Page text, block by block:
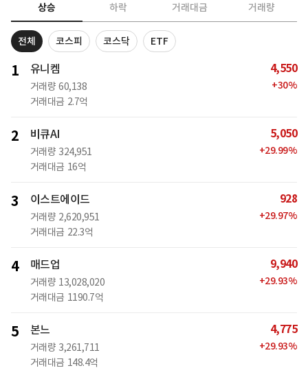
상승 하락 거래대금 거래량
전체 코스피 코스닥 ETF
1 유니켐
거래량 60,138
거래대금 2.7억
4,550
+30%
2 비큐AI
거래량 324,951
거래대금 16억
5,050
+29.99%
3 이스트에이드
거래량 2,620,951
거래대금 22.3억
928
+29.97%
4 매드업
거래량 13,028,020
거래대금 1190.7억
9,940
+29.93%
5 본느
거래량 3,261,711
거래대금 148.4억
4,775
+29.93%